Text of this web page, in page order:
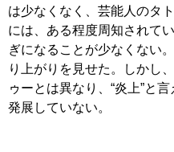
は少なくなく、芸能人のタ
には、ある程度周知されて
ぎになることが少なくない
り上がりを見せた。しかし
ゥーとは異なり、“炎上”と
発展していない。